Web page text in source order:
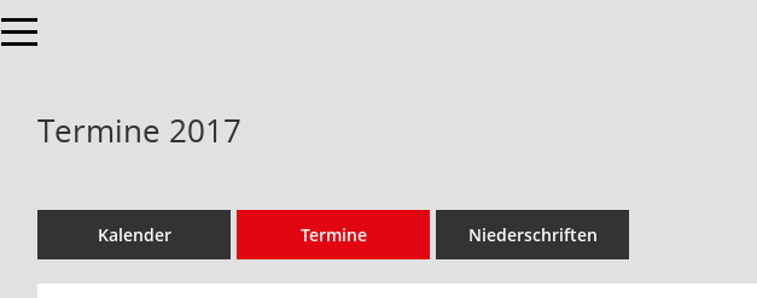
Toggle navigation
Termine 2017
Kalender Termine Niederschriften